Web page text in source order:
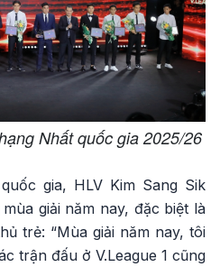
Nhất quốc gia 2025/26
gia, HLV Kim Sang Sik
giải năm nay, đặc biệt là
trẻ: “Mùa giải năm nay, tôi
trận đấu ở V.League 1 cũng